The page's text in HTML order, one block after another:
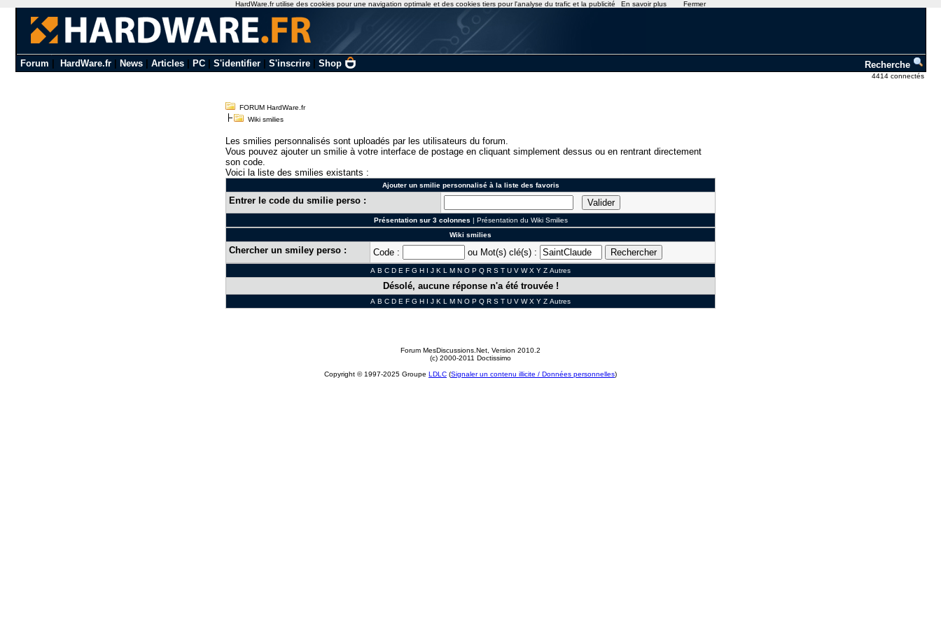
Forum HardWare.fr| News| Articles| PC| S'identifier| S'inscrire| Shop Recherche
4414 connectés
FORUM HardWare.fr
Wiki smilies
Les smilies personnalisés sont uploadés par les utilisateurs du forum.
Vous pouvez ajouter un smilie à votre interface de postage en cliquant simplement dessus ou en rentrant directement
son code.
Voici la liste des smilies existants :
Ajouter un smilie personnalisé à la liste des favoris
Entrer le code du smilie perso :
Présentation sur 3 colonnes | Présentation du Wiki Smilies
Wiki smilies
Chercher un smiley perso : Code : ou Mot(s) clé(s) :
A B C D E F G H I J K L M N O P Q R S T U V W X Y Z Autres
Désolé, aucune réponse n'a été trouvée !
A B C D E F G H I J K L M N O P Q R S T U V W X Y Z Autres
Forum MesDiscussions.Net , Version 2010.2
(c) 2000-2011 Doctissimo
Copyright © 1997-2025 Groupe LDLC (Signaler un contenu illicite / Données personnelles)
HardWare.fr utilise des cookies pour une navigation optimale et des cookies tiers pour l'analyse du trafic et la publicité En savoir plus Fermer